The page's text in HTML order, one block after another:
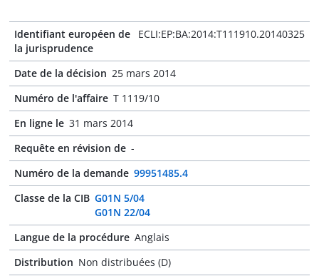
Identifiant européen de
la jurisprudence
ECLI:EP:BA:2014:T111910.20140325
Date de la décision 25 mars 2014
Numéro de l'affaire T 1119/10
En ligne le 31 mars 2014
Requête en révision de -
Numéro de la demande 99951485.4
Classe de la CIB G01N 5/04
G01N 22/04
Langue de la procédure Anglais
Distribution Non distribuées (D)